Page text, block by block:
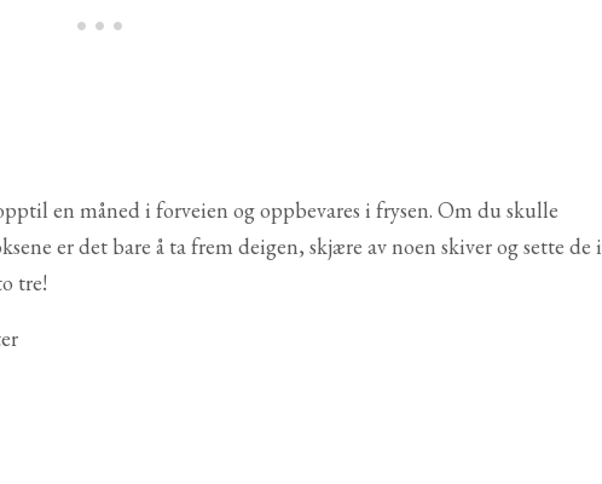
en måned i forveien og oppbevares i frysen. Om du skulle
er det bare å ta frem deigen, skjære av noen skiver og sette de i
tre!